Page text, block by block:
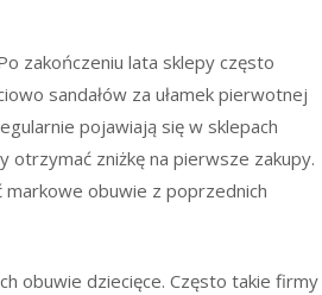
zakończeniu lata sklepy często
sandałów za ułamek pierwotnej
pojawiają się w sklepach
zniżkę na pierwsze zakupy.
markowe obuwie z poprzednich
obuwie dziecięce. Często takie firmy